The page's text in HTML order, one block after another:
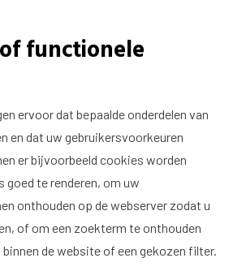
functionele
ervoor dat bepaalde onderdelen van
en dat uw gebruikersvoorkeuren
er bijvoorbeeld cookies worden
te renderen, om uw
onthouden op de webserver zodat u
of om een zoekterm te onthouden
de website of een gekozen filter.